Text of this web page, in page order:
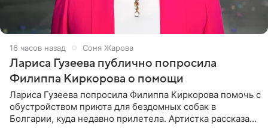
16 часов назад Соня Жарова
Лариса Гузеева публично попросила
Филиппа Киркорова о помощи
Лариса Гузеева попросила Филиппа Киркорова помочь с
обустройством приюта для бездомных собак в
Болгарии, куда недавно прилетела. Артистка рассказала